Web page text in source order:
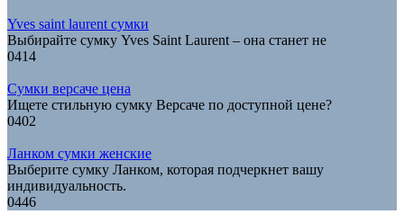
Yves saint laurent сумки
Выбирайте сумку Yves Saint Laurent – она станет не
0414
Сумки версаче цена
Ищете стильную сумку Версаче по доступной цене?
0402
Ланком сумки женские
Выберите сумку Ланком, которая подчеркнет вашу
индивидуальность.
0446